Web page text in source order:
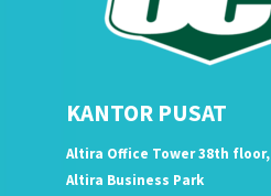
KANTOR PUSAT
Altira Office Tower 38th floor,
Altira Business Park